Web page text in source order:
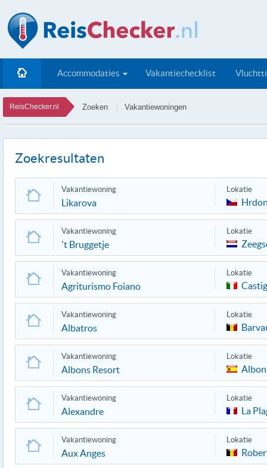
Accommodaties Vakantiechecklist
ReisChecker.nl Zoeken Vakantiewoningen
Zoekresultaten
Vakantiewoning
Likarova
Lokatie
Vakantiewoning
't Bruggetje
Lokatie
Vakantiewoning
Agriturismo Foiano
Lokatie
Vakantiewoning
Albatros
Lokatie
Vakantiewoning
Albons Resort
Lokatie
Vakantiewoning
Alexandre
Lokatie
La
Vakantiewoning
Aux Anges
Lokatie